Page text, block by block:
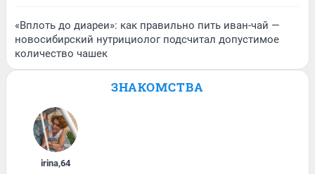
«Вплоть до диареи»: как правильно пить иван-чай —
новосибирский нутрициолог подсчитал допустимое
количество чашек
ЗНАКОМСТВА
irina,64